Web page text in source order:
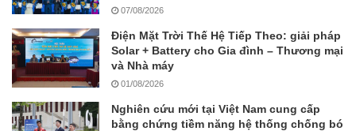
07/08/2026
Điện Mặt Trời Thế Hệ Tiếp Theo: giải pháp
Solar + Battery cho Gia đình – Thương mại
và Nhà máy
01/08/2026
Nghiên cứu mới tại Việt Nam cung cấp
bằng chứng tiềm năng hệ thống chống bó